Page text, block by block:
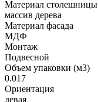
Материал столешницы
массив дерева
Материал фасада
МДФ
Монтаж
Подвесной
Объем упаковки (м3)
0.017
Ориентация
левая